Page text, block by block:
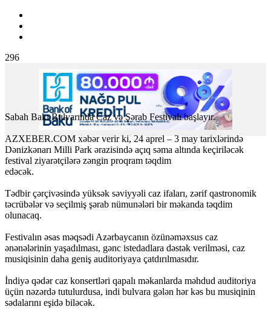
296
Sabah Bakı Bulvarında Caz və Şərab Festivalı başlayır.
AZXEBER.COM xəbər verir ki, 24 aprel – 3 may tarixlərində
Dənizkənarı Milli Park ərazisində açıq səma altında keçiriləcək
festival ziyarətçilərə zəngin proqram təqdim
edəcək.
Tədbir çərçivəsində yüksək səviyyəli caz ifaları, zərif qastronomik
təcrübələr və seçilmiş şərab nümunələri bir məkanda təqdim
olunacaq.
Festivalın əsas məqsədi Azərbaycanın özünəməxsus caz
ənənələrinin yaşadılması, gənc istedadlara dəstək verilməsi, caz
musiqisinin daha geniş auditoriyaya çatdırılmasıdır.
İndiyə qədər caz konsertləri qapalı məkanlarda məhdud auditoriya
üçün nəzərdə tutulurdusa, indi bulvara gələn hər kəs bu musiqinin
sədalarını eşidə biləcək.